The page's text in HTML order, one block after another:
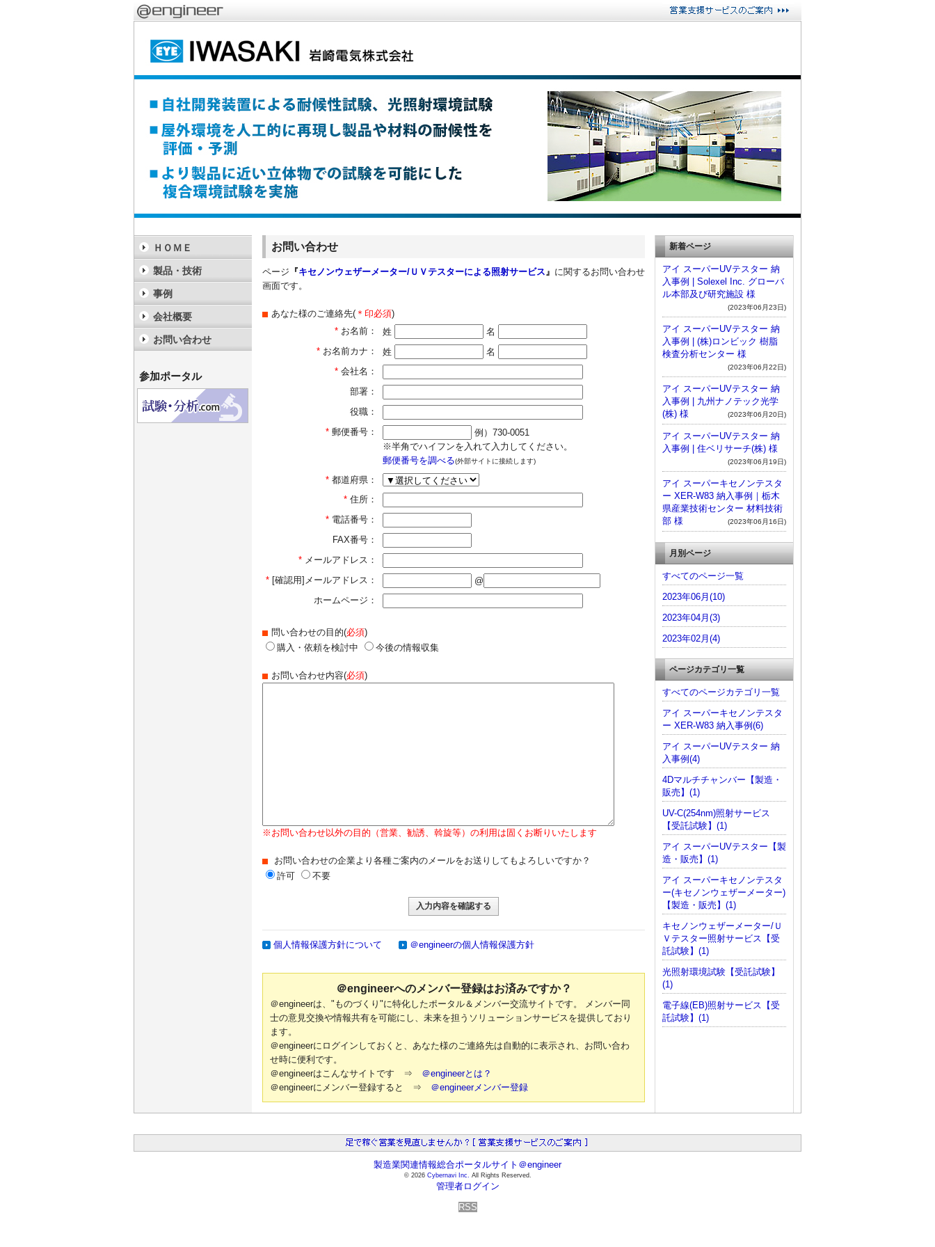
お問い合わせ
ページ 『キセノンウェザーメーター/ＵＶテスターによる照射サービス』 に関するお問い合わせ
画面です。
あなた様のご連絡先(＊印必須)
* お名前： 姓
名
* お名前カナ： 姓
名
* 会社名：
部署：
役職：
* 郵便番号：
例）730-0051
※半角でハイフンを入れて入力してください。
郵便番号を調べる(外部サイトに接続します)
* 都道府県：
* 住所：
* 電話番号：
FAX番号：
* メールアドレス：
* [確認用]メールアドレス：
@
ホームページ：
問い合わせの目的(必須)
購入・依頼を検討中
今後の情報収集
お問い合わせ内容(必須)
※お問い合わせ以外の目的（営業、勧誘、斡旋等）の利用は固くお断りいたします
お問い合わせの企業より各種ご案内のメールをお送りしてもよろしいですか？
許可
不要
個人情報保護方針について ＠engineerの個人情報保護方針
＠engineerへのメンバー登録はお済みですか？
＠engineerは、"ものづくり"に特化したポータル＆メンバー交流サイトです。 メンバー同
士の意見交換や情報共有を可能にし、未来を担うソリューションサービスを提供しており
ます。
＠engineerにログインしておくと、あなた様のご連絡先は自動的に表示され、お問い合わ
せ時に便利です。
＠engineerはこんなサイトです ⇒ ＠engineerとは？
＠engineerにメンバー登録すると ⇒ ＠engineerメンバー登録
ＨＯＭＥ
製品・技術
事例
会社概要
お問い合わせ
参加ポータル
新着ページ
アイ スーパーUVテスター 納
入事例 | Solexel Inc. グローバ
ル本部及び研究施設 様
(2023年06月23日)
アイ スーパーUVテスター 納
入事例 | (株)ロンビック 樹脂
検査分析センター 様
(2023年06月22日)
アイ スーパーUVテスター 納
入事例 | 九州ナノテック光学
(株) 様
(2023年06月20日)
アイ スーパーUVテスター 納
入事例 | 住ベリサーチ(株) 様
(2023年06月19日)
アイ スーパーキセノンテスタ
ー XER-W83 納入事例｜栃木
県産業技術センター 材料技術
部 様
(2023年06月16日)
月別ページ
すべてのページ一覧
2023年06月(10)
2023年04月(3)
2023年02月(4)
ページカテゴリ一覧
すべてのページカテゴリ一覧
アイ スーパーキセノンテスタ
ー XER-W83 納入事例(6)
アイ スーパーUVテスター 納
入事例(4)
4Dマルチチャンバー【製造・
販売】(1)
UV-C(254nm)照射サービス
【受託試験】(1)
アイ スーパーUVテスター【製
造・販売】(1)
アイ スーパーキセノンテスタ
ー(キセノンウェザーメーター)
【製造・販売】(1)
キセノンウェザーメーター/Ｕ
Ｖテスター照射サービス【受
託試験】(1)
光照射環境試験【受託試験】
(1)
電子線(EB)照射サービス【受
託試験】(1)
製造業関連情報総合ポータルサイト＠engineer
© 2026 Cybernavi Inc. All Rights Reserved.
管理者ログイン
RSS